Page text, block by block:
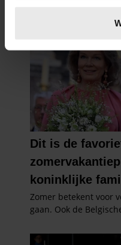
verwerkt en stel uw
intrekken in de
We gebruiken cookies
personaliseren, om
en om ons
informatie over uw
partners kunnen deze
informatie die u aan ze
verzameld op basis van
gaat akkoord met onze
gebruiken.